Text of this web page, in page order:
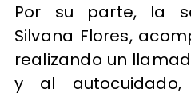
Por su parte, la
Silvana Flores,
realizando un
y al